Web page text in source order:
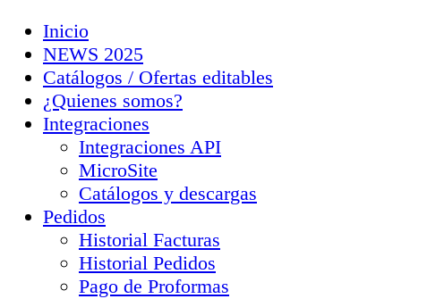
Inicio
NEWS 2025
Catálogos / Ofertas editables
¿Quienes somos?
Integraciones
Integraciones API
MicroSite
Catálogos y descargas
Pedidos
Historial Facturas
Historial Pedidos
Pago de Proformas